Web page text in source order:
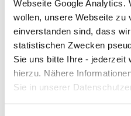
Webseite Google Analytics.
wollen, unsere Webseite zu
einverstanden sind, dass
statistischen Zwecken
Sie uns bitte Ihre - jederzeit
hierzu. Nähere
Sie in unserer
anbieten können.
Corinna Meyer
Klima- und